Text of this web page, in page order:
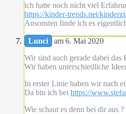
ich hatte noch nicht viel
https://kinder-trends.net/
Ansonsten finde ich es
Lunci
am 6. Mai 2020
Wir sind auch gerade dabei
Wir haben unterschiedliche
In erster Linie haben wir nach
Da bin ich bei https://
Wie schaut es denn bei dir aus ?